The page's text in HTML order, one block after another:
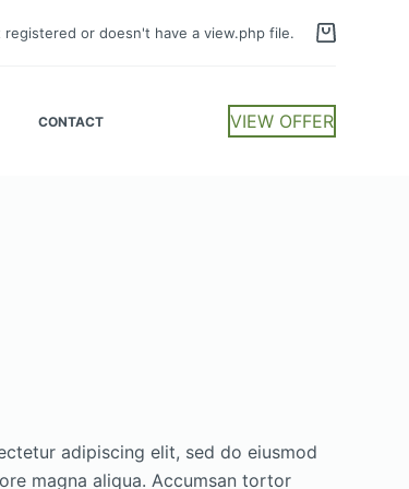
registered or doesn't have a view.php file.
CONTACT VIEW OFFER
adipiscing elit, sed do eiusmod
magna aliqua. Accumsan tortor